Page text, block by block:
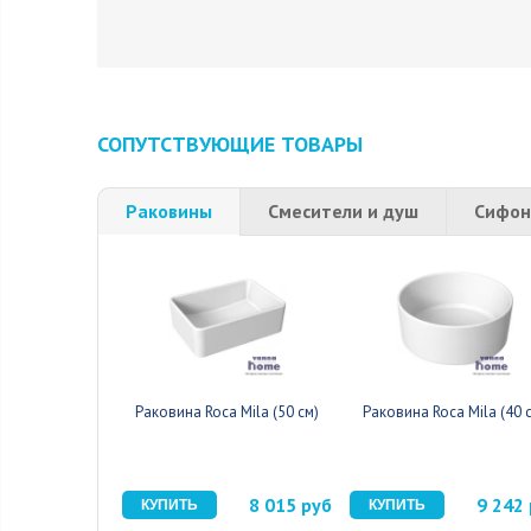
СОПУТСТВУЮЩИЕ ТОВАРЫ
Раковины Смесители и душ Сифон
Раковина Roca Mila (50 см)
8 015 руб
Раковина Roca Mila (40
9 242